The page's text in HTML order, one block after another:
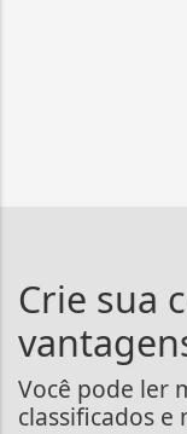
Crie sua
Você pode ler
classificados e